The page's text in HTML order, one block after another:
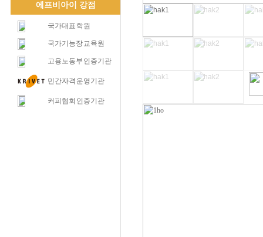
에프비아이 강점
국가대표 학원
국가기능장 교육원
고용노동부 인증기관
민간자격 운영기관
커피협회 인증기관